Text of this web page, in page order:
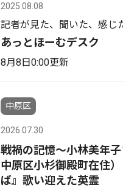
2025.08.08
記者が見た、聞いた、感じ
あっとほーむデスク
8月8日0:00更新
中原区
2026.07.30
戦禍の記憶〜小林美年
中原区小杉御殿町在住
ば』歌い迎えた英霊